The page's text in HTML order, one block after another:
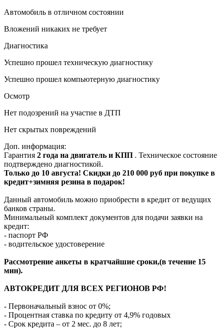
Автомобиль в отличном состоянии
Вложений никаких не требует
Диагностика
Успешно прошел техническую диагностику
Успешно прошел компьютерную диагностику
Осмотр
Нет подозрений на участие в ДТП
Нет скрытых повреждений
Доп. информация:
Гарантия 2 года на двигатель и КПП . Техническое состояние
подтверждено диагностикой.
Только до 10 августа! Скидки до 210 000 руб при покупке в
кредит+зимняя резина в подарок!
Данный автомобиль можно приобрести в кредит от ведущих
банков страны.
Минимальный комплект документов для подачи заявки на
кредит:
- паспорт РФ
- водительское удостоверение
Рассмотрение анкеты в кратчайшие сроки,(в течение 15
мин).
АВТОКРЕДИТ ДЛЯ ВСЕХ РЕГИОНОВ РФ!
- Первоначальный взнос от 0%;
- Процентная ставка по кредиту от 4,9% годовых
- Срок кредита – от 2 мес. до 8 лет;